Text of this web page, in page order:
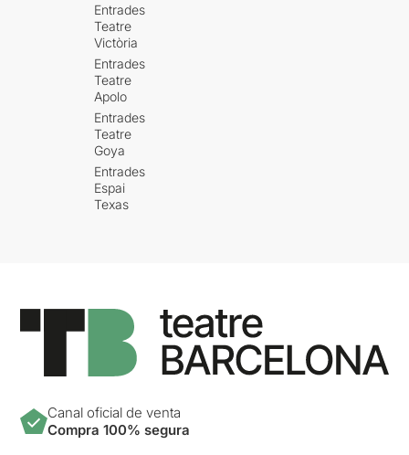
Entrades
Teatre
Victòria
Entrades
Teatre
Apolo
Entrades
Teatre
Goya
Entrades
Espai
Texas
Canal oficial de venta
Compra 100% segura